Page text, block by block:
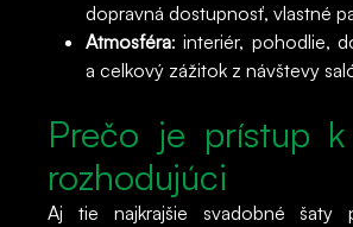
dopravná dostupnosť, vlastné
Atmosféra: interiér, pohodlie,
a celkový zážitok z návštevy
Prečo je prístup k
rozhodujúci
Aj tie najkrajšie svadobné šaty